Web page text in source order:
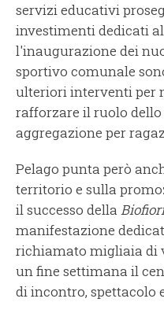
servizi educativi
investimenti dedicati
l'inaugurazione dei
sportivo comunale
ulteriori interventi per
rafforzare il ruolo
aggregazione per
Pelago punta però
territorio e sulla
il successo della
manifestazione
richiamato migliaia di
un fine settimana il
di incontro, spettacolo